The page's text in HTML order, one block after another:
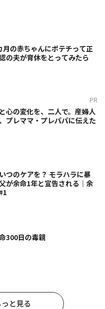
月の赤ちゃんにポテチって正
の夫が育休をとってみたら
PR
心の変化を、二人で。産婦人
プレママ・プレパパに伝えた
つのケアを？ モラハラに暴
余命1年と宣告される｜余
300日の毒親
と見る